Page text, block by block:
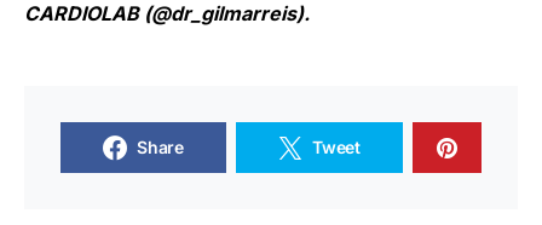
CARDIOLAB (@dr_gilmarreis).
Share Tweet